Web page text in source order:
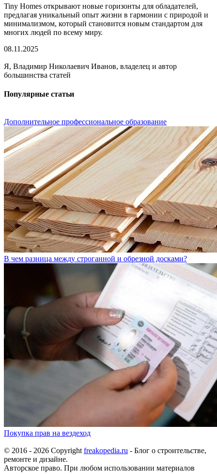
Tiny Homes открывают новые горизонты для обладателей,
предлагая уникальный опыт жизни в гармонии с природой и
минимализмом, который становится новым стандартом для
многих людей по всему миру.
08.11.2025
Я, Владимир Николаевич Иванов, владелец и автор
большинства статей
Популярные статьи
Дополнительное профессиональное образование
В чем разница между строганной и обрезной досками?
Покупка прав на вездеход
© 2016 - 2026 Copyrightfreakopedia.ru - Блог о строительстве,
ремонте и дизайне.
Авторское право. При любом использовании материалов